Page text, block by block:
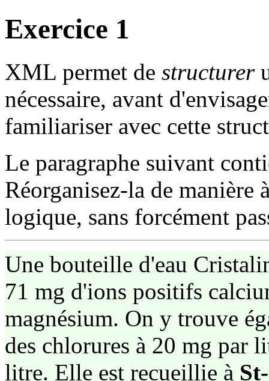
Exercice 1
XML permet de structurer
nécessaire, avant
familiariser avec cette
Le paragraphe suivant
Réorganisez-la de manière
logique, sans forcément
Une bouteille d'eau
71 mg d'ions positifs
magnésium. On y trouve
des chlorures à 20 mg par
litre. Elle est recueillie à